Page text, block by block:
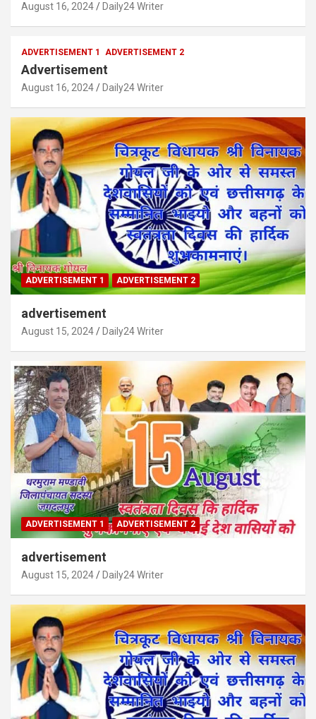
August 16, 2024 Daily24 Writer
ADVERTISEMENT 1 ADVERTISEMENT 2
Advertisement
August 16, 2024 Daily24 Writer
ADVERTISEMENT 1 ADVERTISEMENT 2
advertisement
August 15, 2024 Daily24 Writer
ADVERTISEMENT 1 ADVERTISEMENT 2
advertisement
August 15, 2024 Daily24 Writer